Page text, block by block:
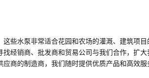
些水泵非常适合花园和农场的灌溉、建筑项
经销商、批发商和贸易公司与我们合作，扩
商的制造商，我们随时提供优质产品和高效服